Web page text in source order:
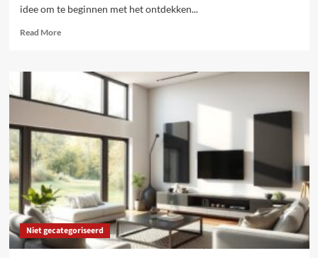
idee om te beginnen met het ontdekken...
Read MoreRead
cadeau
haar
met
deze
creatieve
ideeën
Niet gecategoriseerd